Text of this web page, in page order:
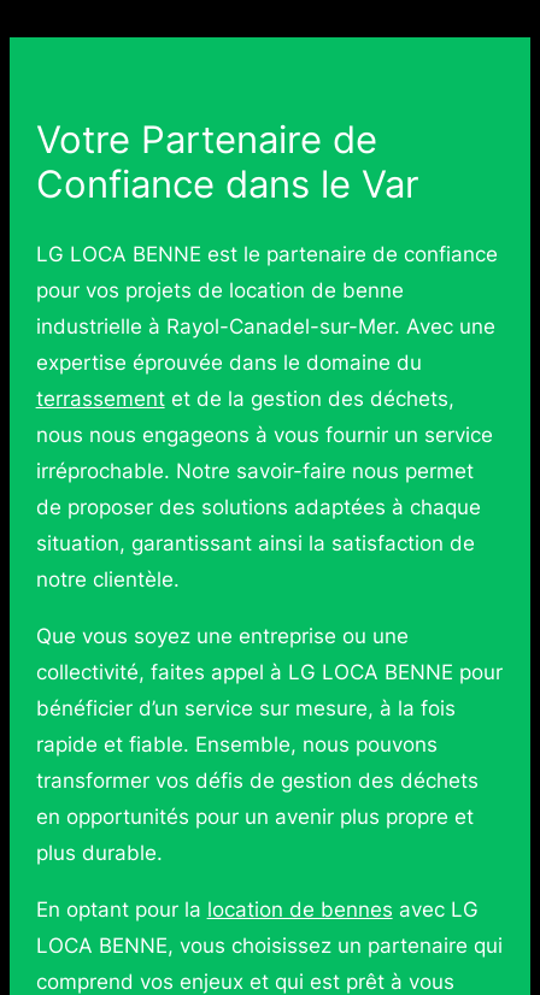
Votre Partenaire de
Confiance dans le Var
LG LOCA BENNE est le partenaire de confiance
pour vos projets de location de benne
industrielle à Rayol-Canadel-sur-Mer. Avec une
expertise éprouvée dans le domaine du
terrassementet de la gestion des déchets,
nous nous engageons à vous fournir un service
irréprochable. Notre savoir-faire nous permet
de proposer des solutions adaptées à chaque
situation, garantissant ainsi la satisfaction de
notre clientèle.
Que vous soyez une entreprise ou une
collectivité, faites appel à LG LOCA BENNE pour
bénéficier d’un service sur mesure, à la fois
rapide et fiable. Ensemble, nous pouvons
transformer vos défis de gestion des déchets
en opportunités pour un avenir plus propre et
plus durable.
En optant pour la location de bennes avec LG
LOCA BENNE, vous choisissez un partenaire qui
comprend vos enjeux et qui est prêt à vous